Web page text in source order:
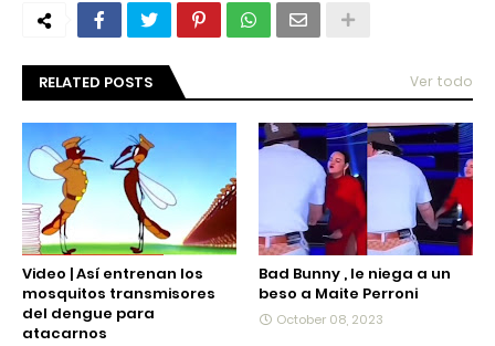
RELATED POSTS Ver todo
Video | Así entrenan los
mosquitos transmisores
del dengue para
atacarnos
Bad Bunny , le niega a un
beso a Maite Perroni
October 08, 2023